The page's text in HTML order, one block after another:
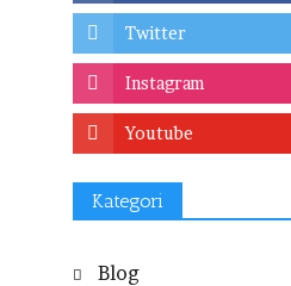
Twitter
Instagram
Youtube
Kategori
Blog